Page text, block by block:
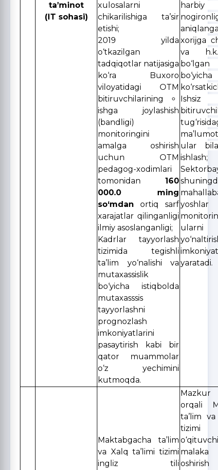
ta’minot
(IT sohasi)
xulosalarni
chikarilishiga ta’sir
etishi;
2019 yilda
o‘tkazilgan
tadqiqotlar natijasiga
ko‘ra Buxoro
viloyatidagi OTM
bitiruvchilarining
ishga joylashish
(bandligi)
monitoringini
amalga oshirish
uchun OTM
pedagog-xodimlari
tomonidan 160
000.0 ming
so‘mdan ortiq sarf
xarajatlar qilinganligi
ilmiy asoslanganligi;
Kadrlar tayyorlash
tizimida tegishli
ta’lim yo‘nalishi va
mutaxassislik
bo‘yicha istiqbolda
mutaxasssis
tayyorlashni
prognozlash
imkoniyatlarini
pasaytirish kabi bir
qator muammolar
o‘z yechimini
kutmoqda.
harbiy
xorijga
va
bo‘lgan
Ishsiz
ular
ishlash;
ularni
yaratadi.
Maktabgacha ta’lim
va Xalq ta’limi tizimi
ingliz tili
orqali
ta’lim
tizimi
oshirish